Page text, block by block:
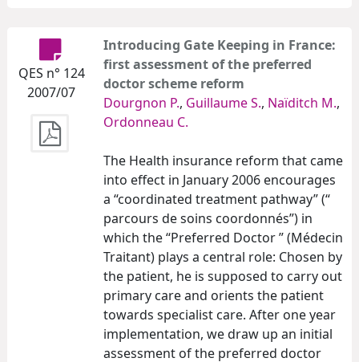
QES n° 124
2007/07
Introducing Gate Keeping in France:
first assessment of the preferred
doctor scheme reform
Dourgnon P., Guillaume S., Naïditch M.,
Ordonneau C.
The Health insurance reform that came
into effect in January 2006 encourages
a “coordinated treatment pathway” (“
parcours de soins coordonnés”) in
which the “Preferred Doctor ” (Médecin
Traitant) plays a central role: Chosen by
the patient, he is supposed to carry out
primary care and orients the patient
towards specialist care. After one year
implementation, we draw up an initial
assessment of the preferred doctor